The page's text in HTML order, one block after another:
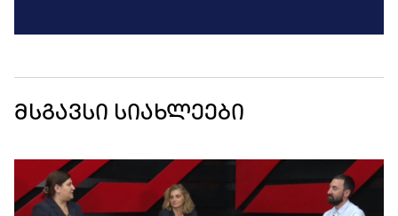
მსგავსი სიახლეები